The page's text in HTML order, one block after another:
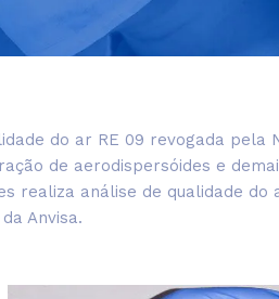
do ar RE 09 revogada pela
de aerodispersóides e
realiza análise de qualidade do
Anvisa.